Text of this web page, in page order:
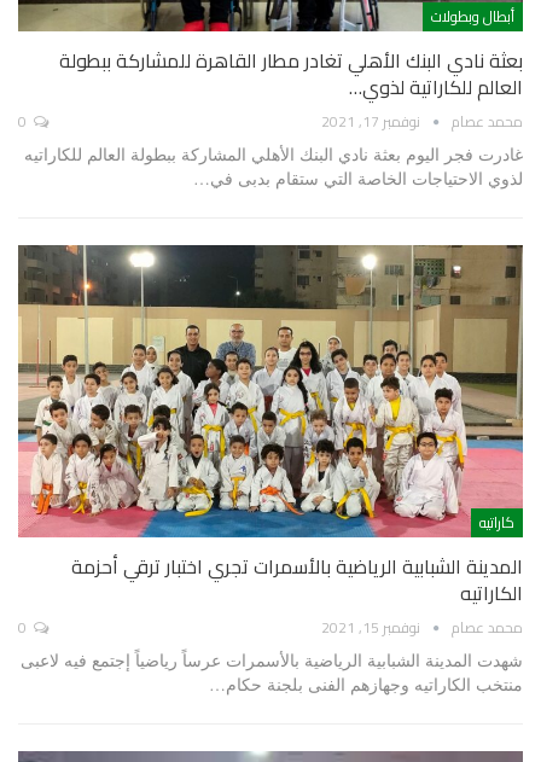
أبطال وبطولات
بعثة نادي البنك الأهلي تغادر مطار القاهرة للمشاركة ببطولة
العالم للكاراتية لذوي…
محمد عصام نوفمبر 17, 2021
غادرت فجر اليوم بعثة نادي البنك الأهلي المشاركة ببطولة العالم للكاراتيه
لذوي الاحتياجات الخاصة التي ستقام بدبى في…
كاراتيه
المدينة الشبابية الرياضية بالأسمرات تجري اختبار ترقي أحزمة
الكاراتيه
محمد عصام نوفمبر 15, 2021
شهدت المدينة الشبابية الرياضية بالأسمرات عرساً رياضياً إجتمع فيه لاعبى
منتخب الكاراتيه وجهازهم الفنى بلجنة حكام…